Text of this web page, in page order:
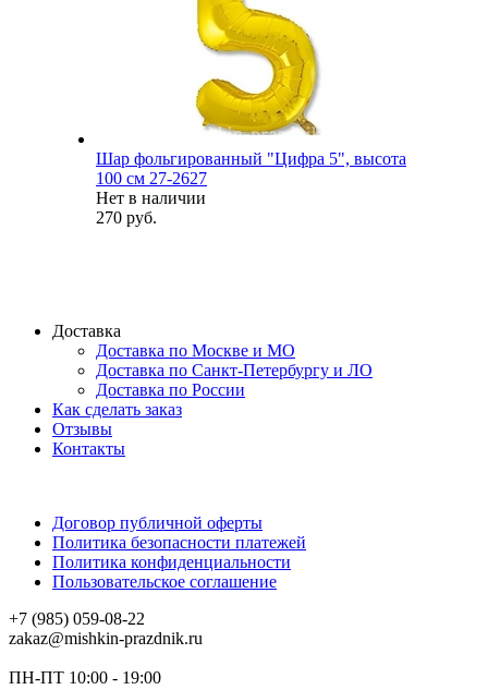
Шар фольгированный "Цифра 5", высота
100 см 27-2627
Нет в наличии
270 руб.
Доставка
Доставка по Москве и МО
Доставка по Санкт-Петербургу и ЛО
Доставка по России
Как сделать заказ
Отзывы
Контакты
Договор публичной оферты
Политика безопасности платежей
Политика конфиденциальности
Пользовательское соглашение
+7 (985) 059-08-22
zakaz@mishkin-prazdnik.ru
ПН-ПТ 10:00 - 19:00